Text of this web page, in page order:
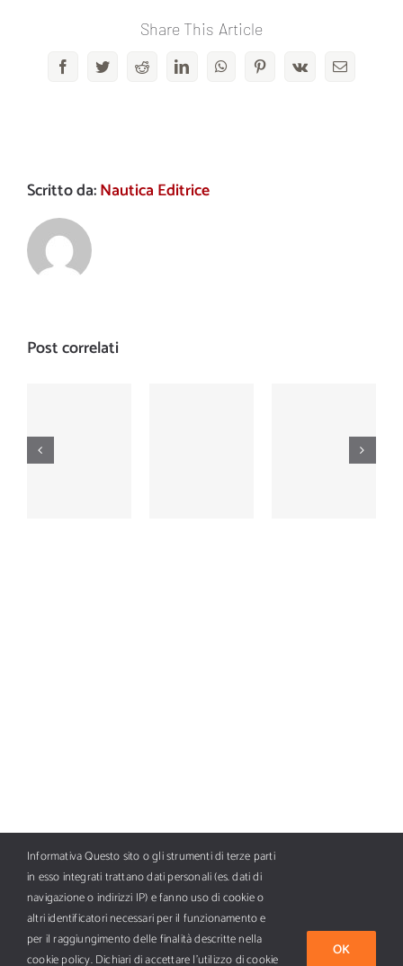
Share This Article
FacebookTwitterRedditLinkedInWhatsAppPinterestVk Email
Scritto da:Nautica Editrice
Post correlati
Cinquecentesimo
Nautica
Informativa Questo sito o gli strumenti di terze parti
in esso integrati trattano dati personali (es. dati di
navigazione o indirizzi IP) e fanno uso di cookie o
altri identificatori necessari per il funzionamento e
per il raggiungimento delle finalità descritte nella
cookie policy. Dichiari di accettare l’utilizzo di cookie
OK